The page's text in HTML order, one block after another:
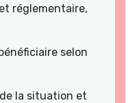
réglementaire,
selon
la situation et